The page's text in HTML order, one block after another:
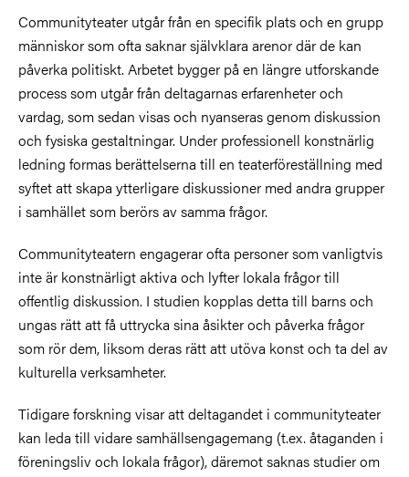
Communityteater utgår från en specifik plats och en grupp
människor som ofta saknar självklara arenor där de kan
påverka politiskt. Arbetet bygger på en längre utforskande
process som utgår från deltagarnas erfarenheter och
vardag, som sedan visas och nyanseras genom diskussion
och fysiska gestaltningar. Under professionell konstnärlig
ledning formas berättelserna till en teaterföreställning med
syftet att skapa ytterligare diskussioner med andra grupper
i samhället som berörs av samma frågor.
Communityteatern engagerar ofta personer som vanligtvis
inte är konstnärligt aktiva och lyfter lokala frågor till
offentlig diskussion. I studien kopplas detta till barns och
ungas rätt att få uttrycka sina åsikter och påverka frågor
som rör dem, liksom deras rätt att utöva konst och ta del av
kulturella verksamheter.
Tidigare forskning visar att deltagandet i communityteater
kan leda till vidare samhällsengagemang (t.ex. åtaganden i
föreningsliv och lokala frågor), däremot saknas studier om